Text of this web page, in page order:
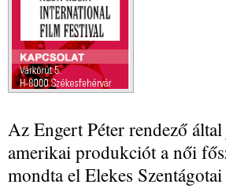
Az Engert Péter rendező
amerikai produkciót a női
mondta el Elekes